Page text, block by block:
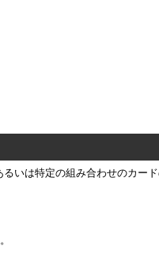
るいは特定の組み合わせのカー